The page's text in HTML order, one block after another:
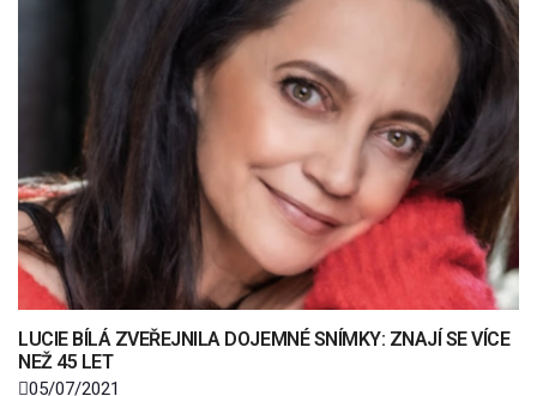
LUCIE BÍLÁ ZVEŘEJNILA DOJEMNÉ SNÍMKY: ZNAJÍ SE VÍCE
NEŽ 45 LET
05/07/2021